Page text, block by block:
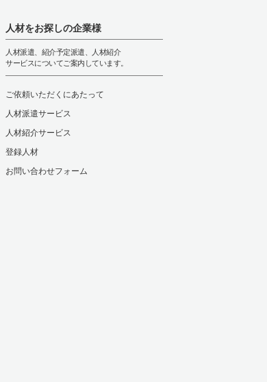
人材をお探しの企業様
人材派遣、紹介予定派遣、人材紹介
サービスについてご案内しています。
ご依頼いただくにあたって
人材派遣サービス
人材紹介サービス
登録人材
お問い合わせフォーム